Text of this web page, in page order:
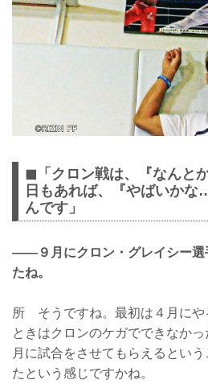
◼︎「クロン戦は、『なんと
日もあれば、『やばいか
んです」
——９月にクロン・グレイシー選
たね。
所 そうですね。最初は４月にや
ときはクロンのケガでできなか
月に試合をさせてもらえるとい
たという感じですかね。